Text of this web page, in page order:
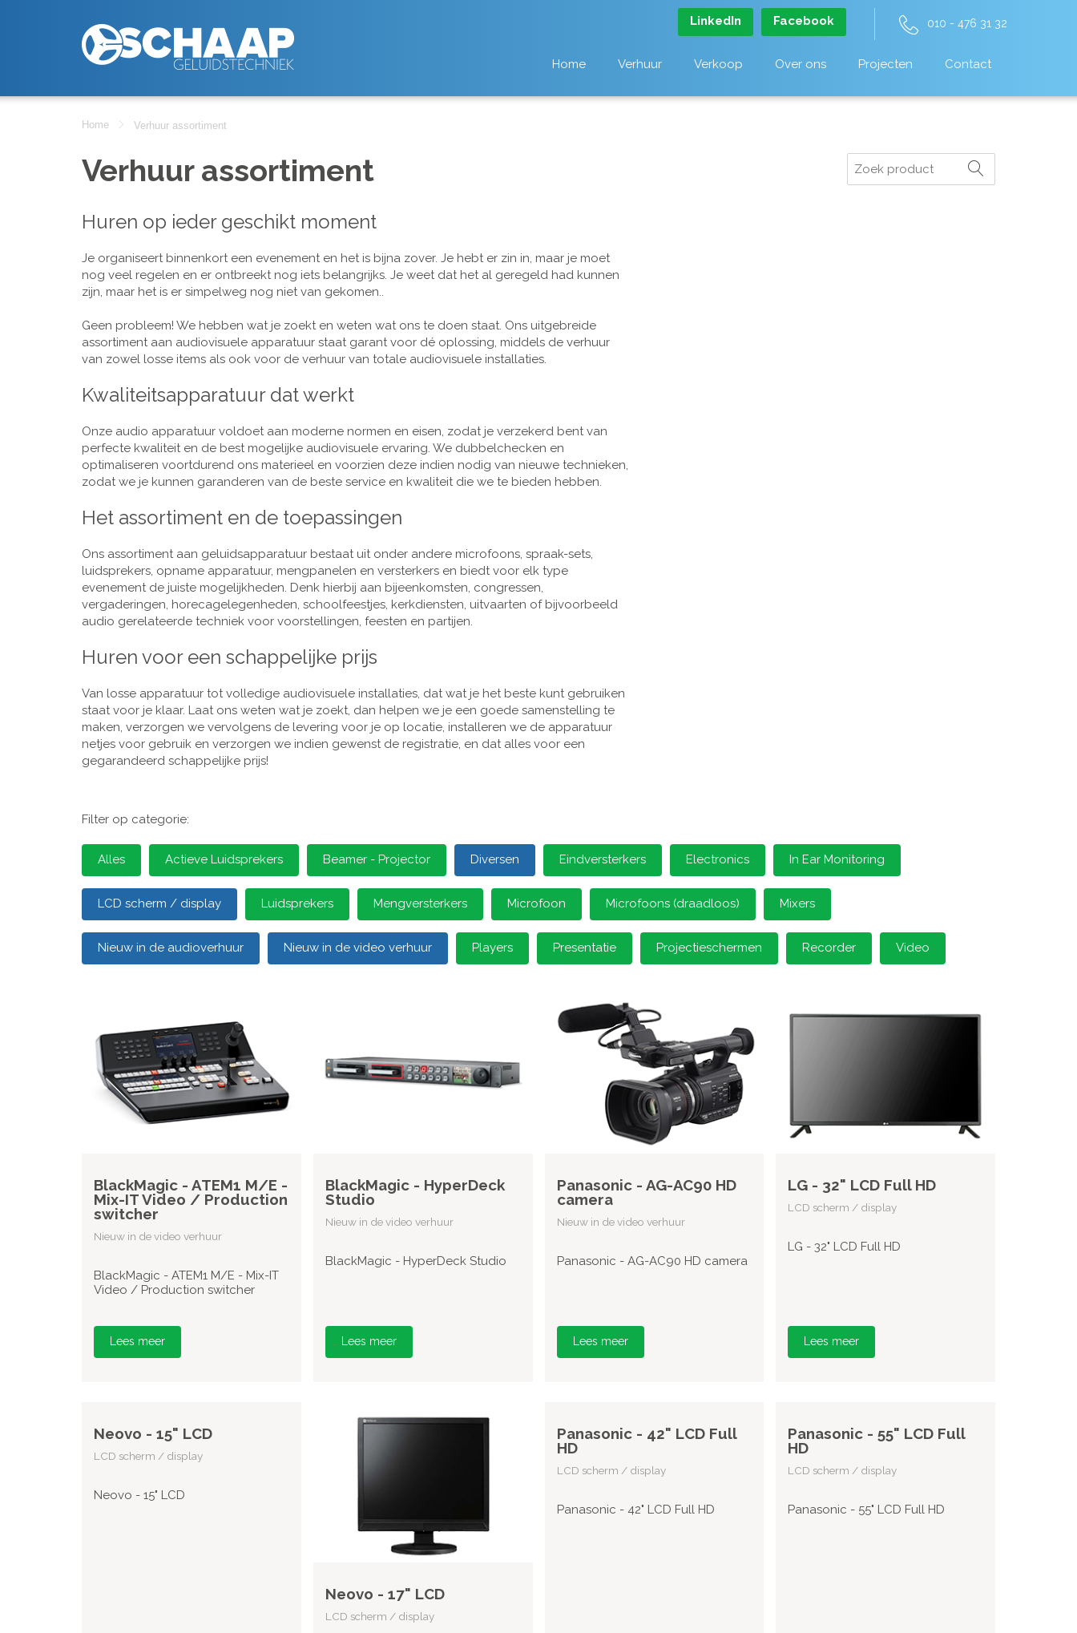
LinkedIn Facebook 010 - 476 31 32
Home Verhuur Verkoop Over ons Projecten Contact
Home Verhuur assortiment
Verhuur assortiment
Huren op ieder geschikt moment
Je organiseert binnenkort een evenement en het is bijna zover. Je hebt er zin in, maar je moet
nog veel regelen en er ontbreekt nog iets belangrijks. Je weet dat het al geregeld had kunnen
zijn, maar het is er simpelweg nog niet van gekomen..
Geen probleem! We hebben wat je zoekt en weten wat ons te doen staat. Ons uitgebreide
assortiment aan audiovisuele apparatuur staat garant voor dé oplossing, middels de verhuur
van zowel losse items als ook voor de verhuur van totale audiovisuele installaties.
Kwaliteitsapparatuur dat werkt
Onze audio apparatuur voldoet aan moderne normen en eisen, zodat je verzekerd bent van
perfecte kwaliteit en de best mogelijke audiovisuele ervaring. We dubbelchecken en
optimaliseren voortdurend ons materieel en voorzien deze indien nodig van nieuwe technieken,
zodat we je kunnen garanderen van de beste service en kwaliteit die we te bieden hebben.
Het assortiment en de toepassingen
Ons assortiment aan geluidsapparatuur bestaat uit onder andere microfoons, spraak-sets,
luidsprekers, opname apparatuur, mengpanelen en versterkers en biedt voor elk type
evenement de juiste mogelijkheden. Denk hierbij aan bijeenkomsten, congressen,
vergaderingen, horecagelegenheden, schoolfeestjes, kerkdiensten, uitvaarten of bijvoorbeeld
audio gerelateerde techniek voor voorstellingen, feesten en partijen.
Huren voor een schappelijke prijs
Van losse apparatuur tot volledige audiovisuele installaties, dat wat je het beste kunt gebruiken
staat voor je klaar. Laat ons weten wat je zoekt, dan helpen we je een goede samenstelling te
maken, verzorgen we vervolgens de levering voor je op locatie, installeren we de apparatuur
netjes voor gebruik en verzorgen we indien gewenst de registratie, en dat alles voor een
gegarandeerd schappelijke prijs!
Zoeken
Filter op categorie:
Alles Actieve Luidsprekers Beamer - Projector Diversen Eindversterkers Electronics In Ear Monitoring
LCD scherm / display Luidsprekers Mengversterkers Microfoon Microfoons (draadloos) Mixers
Nieuw in de audioverhuur Nieuw in de video verhuur Players Presentatie Projectieschermen Recorder Video
BlackMagic - ATEM1 M/E -
Mix-IT Video / Production
switcher
Nieuw in de video verhuur
BlackMagic - ATEM1 M/E - Mix-IT
Video / Production switcher
Lees meer
BlackMagic - HyperDeck
Studio
Nieuw in de video verhuur
BlackMagic - HyperDeck Studio
Lees meer
Panasonic - AG-AC90 HD
camera
Nieuw in de video verhuur
Panasonic - AG-AC90 HD camera
Lees meer
LG - 32" LCD Full HD
LCD scherm / display
LG - 32" LCD Full HD
Lees meer
Neovo - 15" LCD
LCD scherm / display
Neovo - 15" LCD
Neovo - 17" LCD
LCD scherm / display
Panasonic - 42" LCD Full
HD
LCD scherm / display
Panasonic - 42" LCD Full HD
Panasonic - 55" LCD Full
HD
LCD scherm / display
Panasonic - 55" LCD Full HD